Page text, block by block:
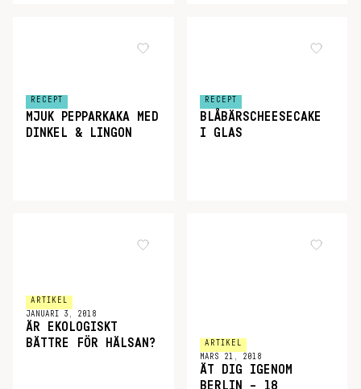
RECEPT
MJUK PEPPARKAKA MED
DINKEL & LINGON
RECEPT
BLÅBÄRSCHEESECAKE
I GLAS
ARTIKEL
JANUARI 3, 2018
ÄR EKOLOGISKT
BÄTTRE FÖR HÄLSAN?
ARTIKEL
MARS 21, 2018
ÄT DIG IGENOM
BERLIN – 18